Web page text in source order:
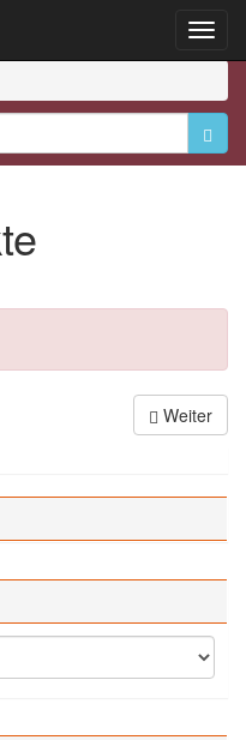
Weiter